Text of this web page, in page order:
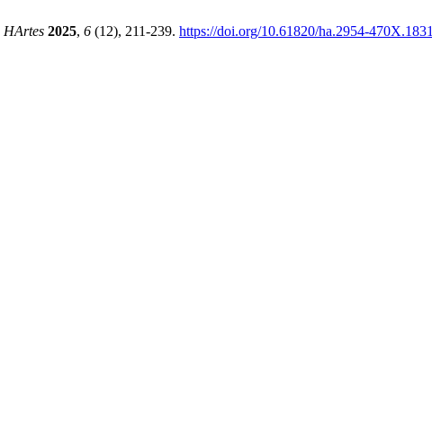
HArtes 2025, 6 (12), 211-239. https://doi.org/10.61820/ha.2954-470X.1831